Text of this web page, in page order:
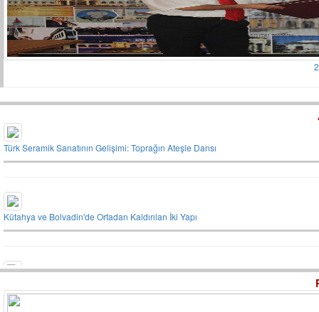
Türk Seramik Sanatının Gelişimi: Toprağın Ateşle Dansı
Kütahya ve Bolvadin'de Ortadan Kaldırılan İki Yapı